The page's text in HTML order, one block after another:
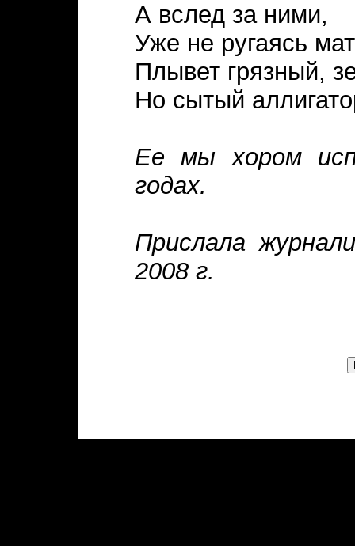
А вслед за ними,
Уже не ругаясь
Плывет грязный,
Но сытый
Ее мы хором
годах.
Прислала
2008 г.